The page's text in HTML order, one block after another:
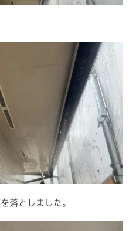
落としました。